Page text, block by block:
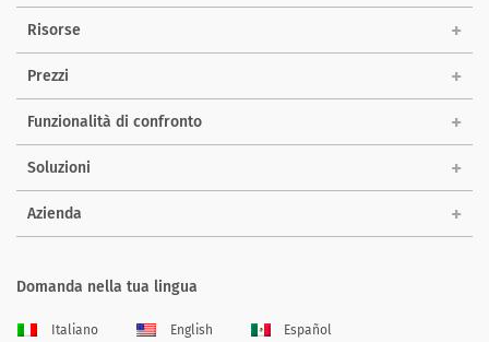
Risorse
Prezzi
Funzionalità di confronto
Soluzioni
Azienda
Domanda nella tua lingua
Italiano English Español